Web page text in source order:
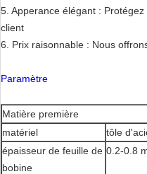
5. Apperance élégant :
client
6. Prix raisonnable : Nous
Paramètre
Matière première
matériel
tôle
épaisseur de feuille de
bobine
0.2-0.8